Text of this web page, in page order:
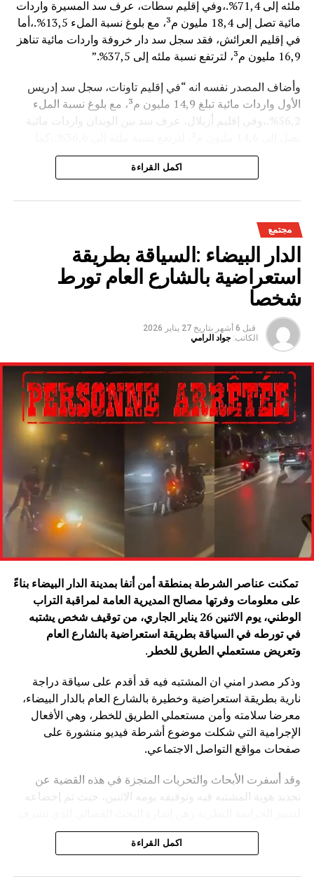
ملئه إلى 71,4%.،وفي إقليم سطات، عرف سد المسيرة واردات
مائية تصل إلى 18,4 مليون م³، مع بلوغ نسبة الملء 13,5%.،أما
في إقليم العرائش، فقد سجل سد دار خروفة واردات مائية تناهز
16,9 مليون م³، لترتفع نسبة ملئه إلى 37,5%.”
وأضاف المصدر نفسه انه “في إقليم تاونات، سجل سد إدريس
الأول واردات مائية تبلغ 14,9 مليون م³، مع بلوغ نسبة الملء
56,2%.،وفي إقليم أزيلال، عرف سد بين الويدان واردات مائية
وتعكس هذه المعطيات الأثر الإيجابي على الثروة المائية
الوطنية،والفرشة المئية عموما ووقعها الايجابي على الفلاحة بعد
سنوات الجفاف .
اكمل القراءة
مجتمع
الدار البيضاء :السياقة بطريقة
استعراضية بالشارع العام تورط
شخصا
قبل 6 أشهر بتاريخ 27 يناير 2026
الكاتب: جواد الرامي
تمكنت عناصر الشرطة بمنطقة أمن أنفا بمدينة الدار البيضاء بناءً
على معلومات وفرتها مصالح المديرية العامة لمراقبة التراب
الوطني، يوم الاثنين 26 يناير الجاري، من توقيف شخص يشتبه
في تورطه في السياقة بطريقة استعراضية بالشارع العام
وتعريض مستعملي الطريق للخطر .
وذكر مصدر امني ان المشتبه فيه قد أقدم على سياقة دراجة
نارية بطريقة استعراضية وخطيرة بالشارع العام بالدار البيضاء،
معرضا سلامته وأمن مستعملي الطريق للخطر، وهي الأفعال
الإجرامية التي شكلت موضوع أشرطة فيديو منشورة على
صفحات مواقع التواصل الاجتماعي.
وقد أسفرت الأبحاث والتحريات المنجزة في هذه القضية عن
تحديد هوية المشتبه فيه وتوقيفه يومه الاثنين، حيث تم إخضاعه
عليه النيابة العامة المختصة، وذلك للكشف عن جميع ظروف
وملابسات وخلفيات هذه القضية، وكذا تحديد كافة
اكمل القراءة